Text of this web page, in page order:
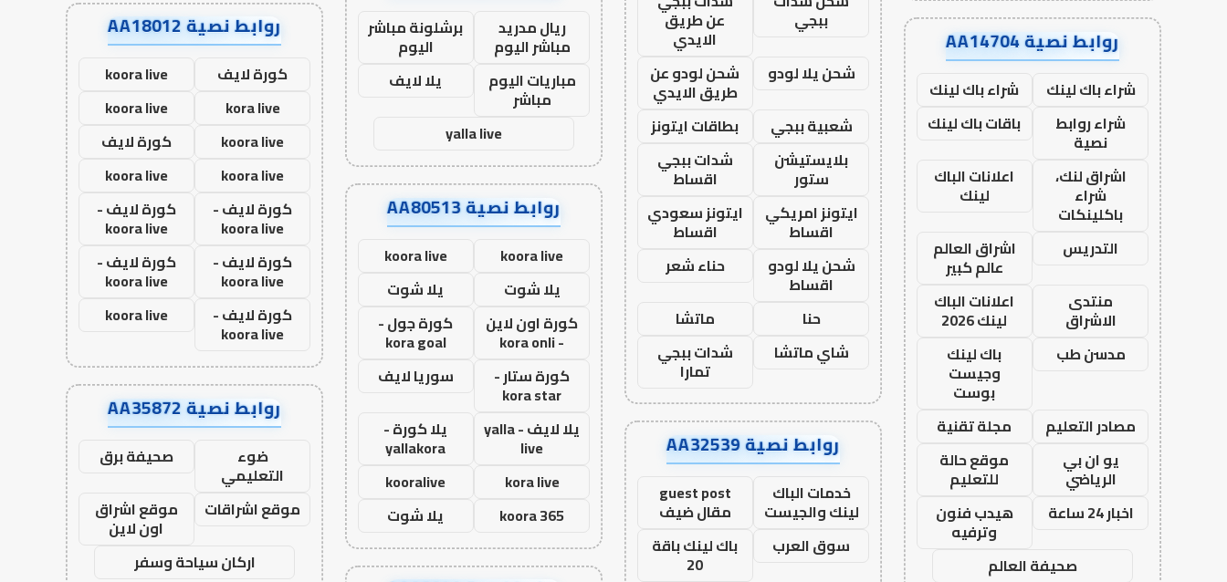
روابط نصية AA14704
شراء باك لينك
شراء باك لينك
شراء روابط
نصية
باقات باك لينك
اشراق لنك،
شراء
باكلينكات
اعلانات الباك
لينك
التدريس
اشراق العالم
عالم كبير
منتدى
الاشراق
اعلانات الباك
لينك 2026
مدسن طب
باك لينك
وجيست
بوست
مصادر التعليم
مجلة تقنية
يو ان بي
الرياضي
موقع حالة
للتعليم
اخبار 24 ساعة
هيدب فنون
وترفيه
صحيفة العالم
ببجي عن طريق
الايدي
شحن يلا لودو
شحن لودو عن
طريق الايدي
شعبية ببجي
بطاقات ايتونز
بلايستيشن
ستور
شدات ببجي
اقساط
ايتونز امريكي
اقساط
ايتونز سعودي
اقساط
شحن يلا لودو
اقساط
حناء شعر
حنا
ماتشا
شاي ماتشا
شدات ببجي
تمارا
روابط نصية AA32539
خدمات الباك
لينك والجيست
guest post
مقال ضيف
سوق العرب
باك لينك باقة
20
ريال مدريد
مباشر اليوم
برشلونة مباشر
اليوم
مباريات اليوم
مباشر
يلا لايف
yalla live
روابط نصية AA80513
koora live
koora live
يلا شوت
يلا شوت
كورة اون لاين
- kora onli
كورة جول -
kora goal
كورة ستار -
kora star
سوريا لايف
يلا لايف - yalla
live
يلا كورة -
yallakora
kora live
kooralive
koora 365
يلا شوت
روابط نصية AA18012
كورة لايف
koora live
kora live
koora live
koora live
كورة لايف
koora live
koora live
كورة لايف -
koora live
كورة لايف -
koora live
كورة لايف -
koora live
كورة لايف -
koora live
كورة لايف -
koora live
koora live
روابط نصية AA35872
ضوء
التعليمي
صحيفة برق
موقع اشراقات
موقع اشراق
اون لاين
اركان سياحة وسفر